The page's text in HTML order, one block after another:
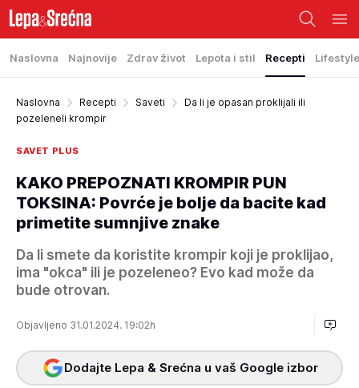
Naslovna Najnovije Zdrav život Lepota i stil Recepti Lifestyle
Naslovna Recepti Saveti
Da li je opasan proklijali ili
pozeleneli krompir
SAVET PLUS
KAKO PREPOZNATI KROMPIR PUN
TOKSINA: Povrće je bolje da bacite kad
primetite sumnjive znake
Da li smete da koristite krompir koji je proklijao,
ima "okca" ili je pozeleneo? Evo kad može da
bude otrovan.
Objavljeno 31.01.2024. 19:02h
Dodajte Lepa & Srećna u vaš Google izbor